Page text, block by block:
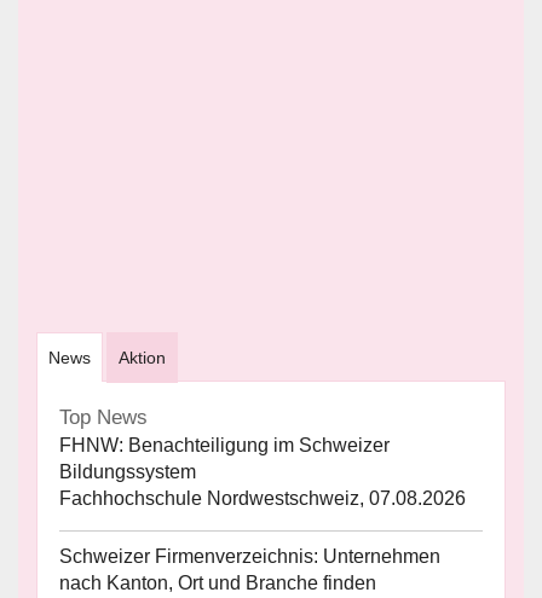
News Aktion
Top News
FHNW: Benachteiligung im Schweizer
Bildungssystem
Fachhochschule Nordwestschweiz, 07.08.2026
Schweizer Firmenverzeichnis: Unternehmen
nach Kanton, Ort und Branche finden